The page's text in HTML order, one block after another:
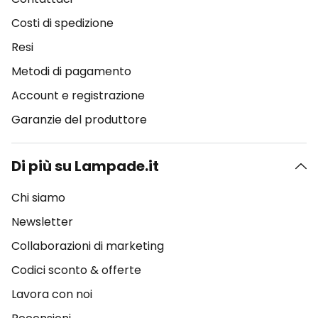
Costi di spedizione
Resi
Metodi di pagamento
Account e registrazione
Garanzie del produttore
Di più su Lampade.it
Chi siamo
Newsletter
Collaborazioni di marketing
Codici sconto & offerte
Lavora con noi